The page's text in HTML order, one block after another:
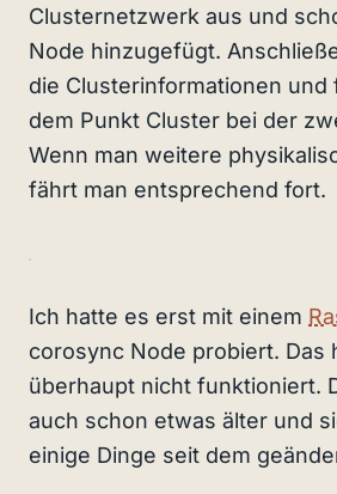
Clusternetzwerk aus und
Node hinzugefügt.
die Clusterinformationen
dem Punkt Cluster bei der
Wenn man weitere
fährt man entsprechend fort.
Ich hatte es erst mit einem
corosync Node probiert. Das
überhaupt nicht funktioniert.
auch schon etwas älter und
einige Dinge seit dem